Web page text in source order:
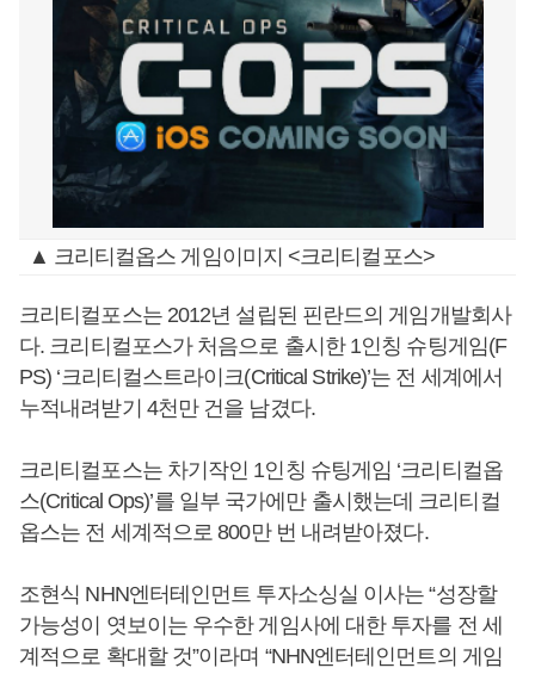
▲ 크리티컬옵스 게임이미지 <크리티컬포스>
크리티컬포스는 2012년 설립된 핀란드의 게임개발회사
다. 크리티컬포스가 처음으로 출시한 1인칭 슈팅게임(F
PS) ‘크리티컬스트라이크(Critical Strike)’는 전 세계에서
누적내려받기 4천만 건을 남겼다.
크리티컬포스는 차기작인 1인칭 슈팅게임 ‘크리티컬옵
스(Critical Ops)’를 일부 국가에만 출시했는데 크리티컬
옵스는 전 세계적으로 800만 번 내려받아졌다.
조현식 NHN엔터테인먼트 투자소싱실 이사는 “성장할
가능성이 엿보이는 우수한 게임사에 대한 투자를 전 세
계적으로 확대할 것”이라며 “NHN엔터테인먼트의 게임